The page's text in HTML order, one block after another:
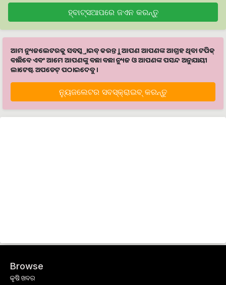
ହ୍ବାଟ୍ସଆପରେ ଜଏନ କରନ୍ତୁ
ଆମ ନ୍ୟୁଜଲେଟରକୁ ସବସ୍କ୍ରାଇବ୍ କରନ୍ତୁ । ଆପଣ ଆପଣଙ୍କ ଆଗ୍ରହ ଥିବା ଟପିକ୍‌
ବାଛିବେ ଏବଂ ଆମେ ଆପଣଙ୍କୁ ବଛା ବଛା ନ୍ୟୁଜ ଓ ଆପଣଙ୍କ ପସନ୍ଦ ଅନୁଯାୟୀ
ଲାଟେଷ୍ଟ ଅପଡେଟ୍‌ ପଠାଇଦେବୁ ।
ନ୍ୟୁଜଲେଟର ସବସ୍କ୍ରାଇବ୍‌ କରନ୍ତୁ
Browse
କୃଷି ଖବର